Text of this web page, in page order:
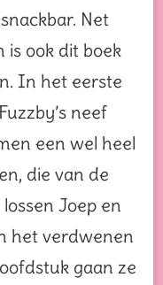
Net
is ook dit boek
In het eerste
neef
een wel heel
die van de
Joep en
het verdwenen
gaan ze